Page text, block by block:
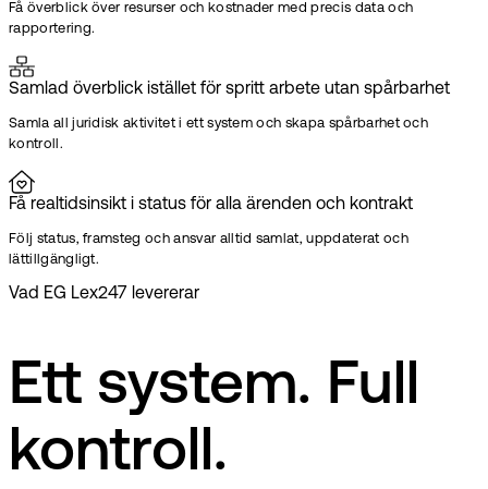
Få överblick över resurser och kostnader med precis data och
rapportering.
Samlad överblick istället för spritt arbete utan spårbarhet
Samla all juridisk aktivitet i ett system och skapa spårbarhet och
kontroll.
Få realtidsinsikt i status för alla ärenden och kontrakt
Följ status, framsteg och ansvar alltid samlat, uppdaterat och
lättillgängligt.
Vad EG Lex247 levererar
Ett system. Full
kontroll.